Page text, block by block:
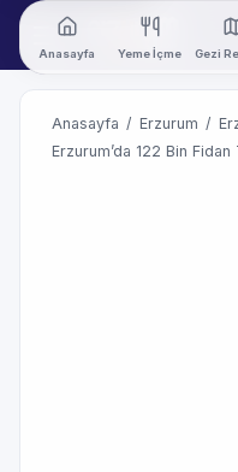
Anasayfa Yeme İçme Gezi
Anasayfa / Erzurum /
Erzurum’da 122 Bin